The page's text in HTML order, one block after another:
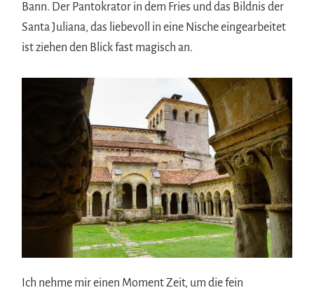
Bann. Der Pantokrator in dem Fries und das Bildnis der
Santa Juliana, das liebevoll in eine Nische eingearbeitet
ist ziehen den Blick fast magisch an.
Ich nehme mir einen Moment Zeit, um die fein